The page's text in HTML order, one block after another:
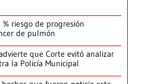
riesgo de progresión
de pulmón
que Corte evitó analizar
la Policía Municipal